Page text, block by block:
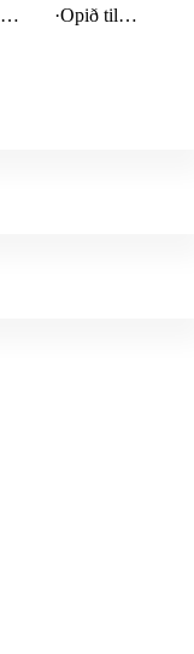
·Opið til